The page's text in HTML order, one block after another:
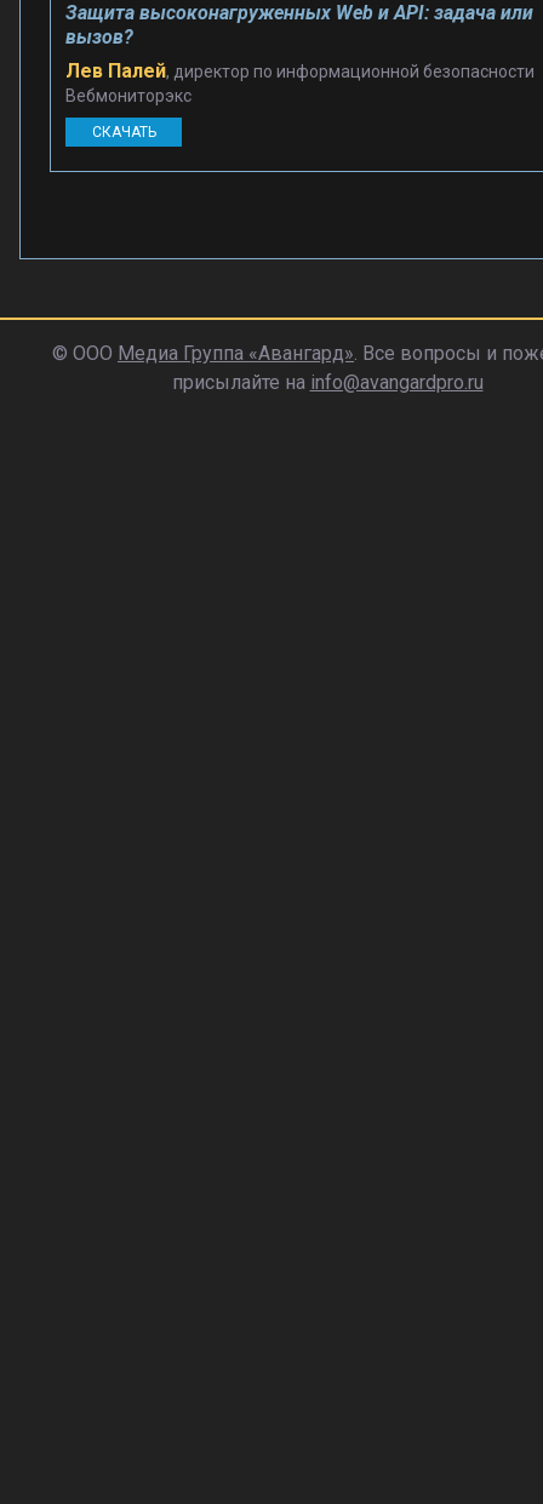
Защита высоконагруженных Web и API: задача или
вызов?
Лев Палей, директор по информационной безопасности
Вебмониторэкс
СКАЧАТЬ
© ООО Медиа Группа «Авангард». Все вопросы и
присылайте на info@avangardpro.ru